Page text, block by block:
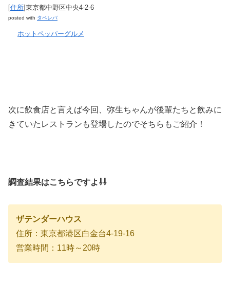
[住所]東京都中野区中央4-2-6
posted with タベレバ
ホットペッパーグルメ
次に飲食店と言えば今回、弥生ちゃんが後輩たちと飲みに
きていたレストランも登場したのでそちらもご紹介！
調査結果はこちらですよ⇩⇩
ザテンダーハウス
住所：東京都港区白金台4-19-16
営業時間：11時～20時